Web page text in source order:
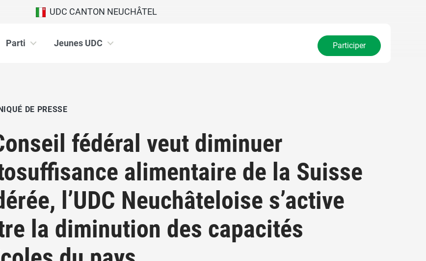
UDC CANTON NEUCHÂTEL
Parti Jeunes UDC Participer
DE PRESSE
fédéral veut diminuer
alimentaire de la Suisse
l’UDC Neuchâteloise s’active
la diminution des capacités